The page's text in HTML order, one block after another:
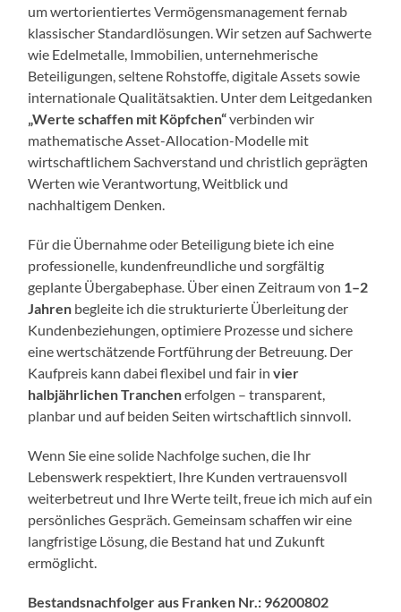
um wertorientiertes Vermögensmanagement fernab
klassischer Standardlösungen. Wir setzen auf Sachwerte
wie Edelmetalle, Immobilien, unternehmerische
Beteiligungen, seltene Rohstoffe, digitale Assets sowie
internationale Qualitätsaktien. Unter dem Leitgedanken
„Werte schaffen mit Köpfchen“verbinden wir
mathematische Asset-Allocation-Modelle mit
wirtschaftlichem Sachverstand und christlich geprägten
Werten wie Verantwortung, Weitblick und
nachhaltigem Denken.
Für die Übernahme oder Beteiligung biete ich eine
professionelle, kundenfreundliche und sorgfältig
geplante Übergabephase. Über einen Zeitraum von 1–2
Jahren begleite ich die strukturierte Überleitung der
Kundenbeziehungen, optimiere Prozesse und sichere
eine wertschätzende Fortführung der Betreuung. Der
Kaufpreis kann dabei flexibel und fair invier
halbjährlichen Tranchenerfolgen – transparent,
planbar und auf beiden Seiten wirtschaftlich sinnvoll.
Wenn Sie eine solide Nachfolge suchen, die Ihr
Lebenswerk respektiert, Ihre Kunden vertrauensvoll
weiterbetreut und Ihre Werte teilt, freue ich mich auf ein
persönliches Gespräch. Gemeinsam schaffen wir eine
langfristige Lösung, die Bestand hat und Zukunft
ermöglicht.
Bestandsnachfolger aus Franken Nr.: 96200802